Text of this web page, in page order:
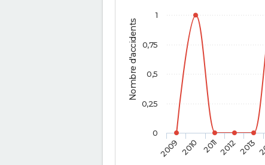
Nombre d'accidents
2009 2010 20112012 2013
0
0,25
0,5
0,75
1